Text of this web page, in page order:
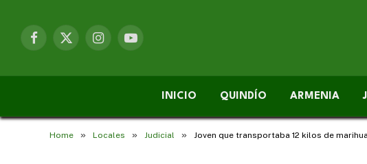
Facebook
X
InstagramYouTube
INICIO QUINDÍO ARMENIA
Home » Locales » Judicial » Joven que transportaba 12 kilos de